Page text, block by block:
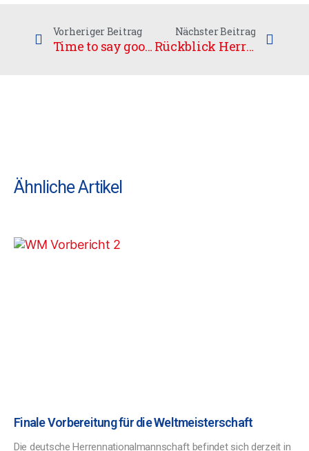
Vorheriger Beitrag
Time to say goodbye
Nächster Beitrag
Rückblick Herren Regionalliga
Ähnliche Artikel
Finale Vorbereitung für die Weltmeisterschaft
Die deutsche Herrennationalmannschaft befindet sich derzeit in